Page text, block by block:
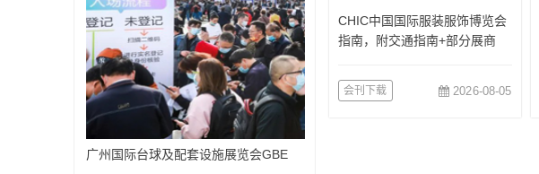
CHIC中国国际服装服饰博览会
指南，附交通指南+部分展商
会刊下载 2026-08-05
广州国际台球及配套设施展览会GBE